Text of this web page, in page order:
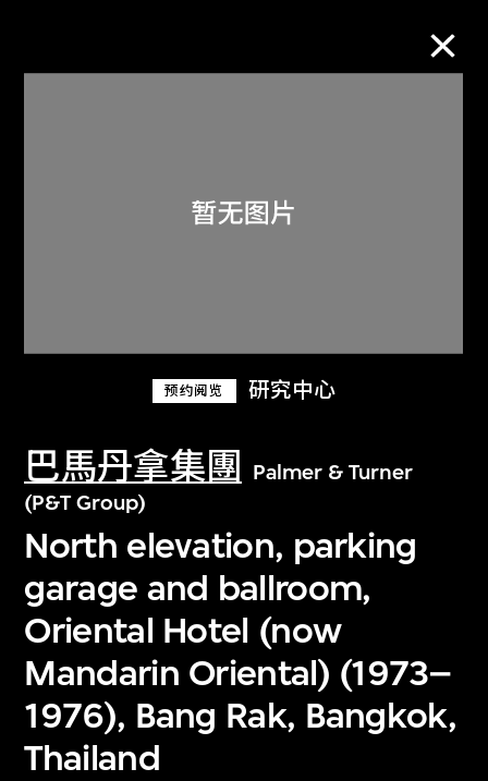
预约阅览 研究中心
巴馬丹拿集團
Palmer & Turner
(P&T Group)
North elevation, parking
garage and ballroom,
Oriental Hotel (now
Mandarin Oriental) (1973–
1976), Bang Rak, Bangkok,
Thailand
关于M+藏品
探索世界顶级的二十及二十一世纪视觉
文化藏品。